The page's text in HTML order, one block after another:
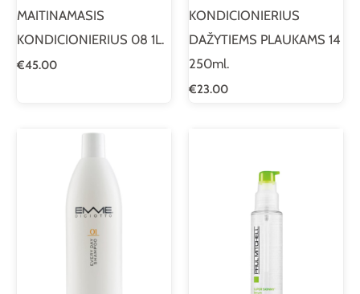
MAITINAMASIS
KONDICIONIERIUS 08 1L.
€45.00
KONDICIONIERIUS
DAŽYTIEMS PLAUKAMS 14
250ml.
€23.00